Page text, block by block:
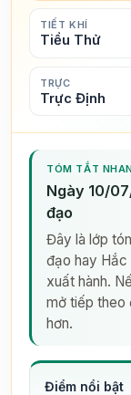
TIẾT KHÍ
Tiểu Thử
TRỰC
Trực Định
TÓM TẮT
Ngày 10/
đạo
Đây là lớp
đạo hay Hắc
xuất hành.
mở tiếp theo
hơn.
Điểm nổi bật